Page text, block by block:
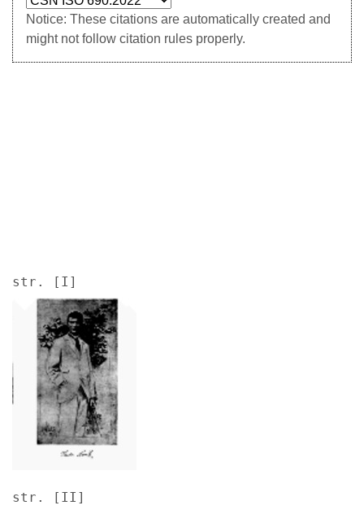
Notice: These citations are automatically created and
might not follow citation rules properly.
str. [I]
Image
str. [II]